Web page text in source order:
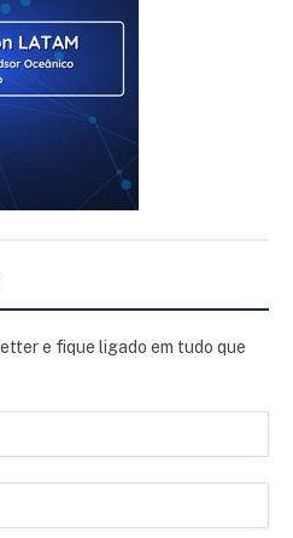
e fique ligado em tudo que